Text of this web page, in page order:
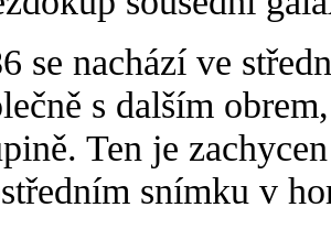
se nachází ve
s dalším
Ten je
snímku v